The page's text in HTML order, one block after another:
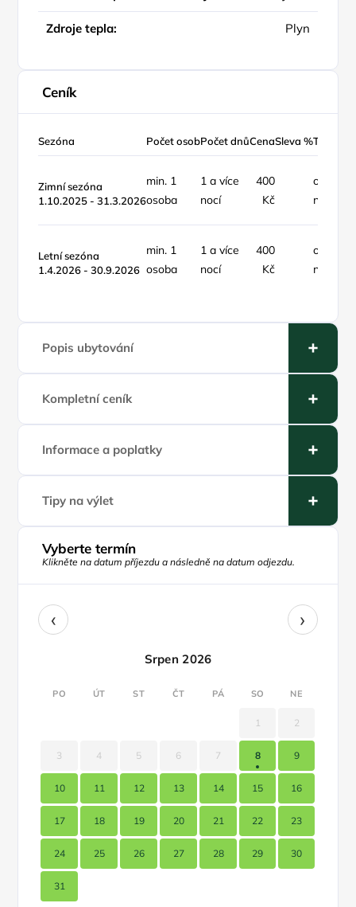
Zdroje tepla: Plyn
Ceník
Sezóna Počet osobPočet dnůCenaSleva %Typ ceny
Zimní sezóna
1.10.2025 - 31.3.2026
min. 1
osoba
1 a více
nocí
400
Kč
osoba /
noc
Letní sezóna
1.4.2026 - 30.9.2026
min. 1
osoba
1 a více
nocí
400
Kč
osoba /
noc
Popis ubytování
Kompletní ceník
Informace a poplatky
Tipy na výlet
Vyberte termín
Klikněte na datum příjezdu a následně na datum odjezdu.
‹ ›
Srpen 2026
PO ÚT ST ČT PÁ SO NE
1 2
3 4 5 6 7 8 9
10 11 12 13 14 15 16
17 18 19 20 21 22 23
24 25 26 27 28 29 30
31